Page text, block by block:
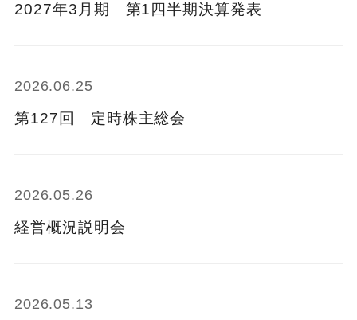
2027年3月期 第1四半期決算発表
2026.06.25
第127回 定時株主総会
2026.05.26
経営概況説明会
2026.05.13